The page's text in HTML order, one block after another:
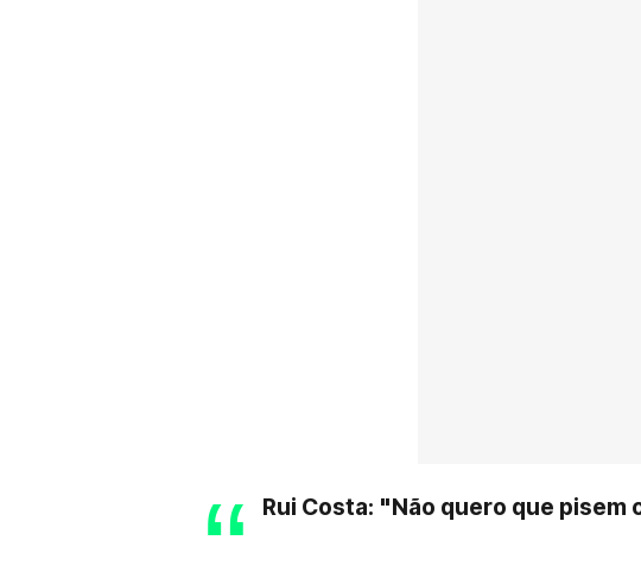
Rui Costa: "Não quero que pisem